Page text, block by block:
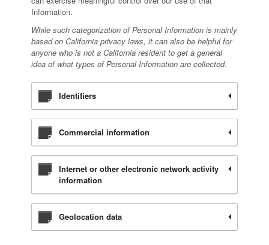
Information.
While such categorization of Personal Information is mainly
based on California privacy laws, it can also be helpful for
anyone who is not a California resident to get a general
idea of what types of Personal Information are collected.
Identifiers
Commercial information
Internet or other electronic network activity
information
Geolocation data